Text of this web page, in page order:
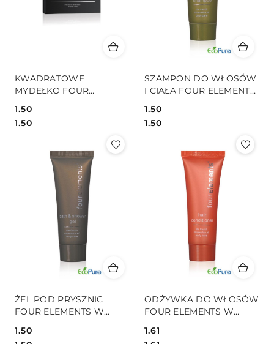
KWADRATOWE
MYDEŁKO FOUR
PAPIEROWYM PUDEŁKU
25G
Cena:
1.50
Cena:
1.50
SZAMPON DO WŁOSÓW
I CIAŁA FOUR ELEMENTS
Cena:
1.50
Cena:
1.50
ŻEL POD PRYSZNIC
FOUR ELEMENTS W
1.50
ODŻYWKA DO WŁOSÓW
FOUR ELEMENTS W
1.61